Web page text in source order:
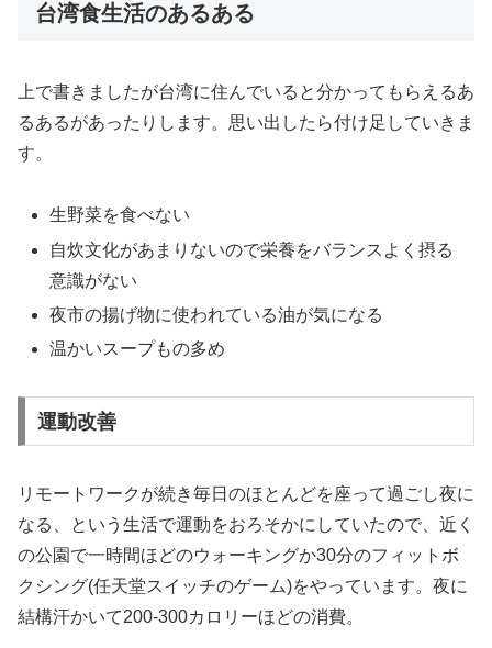
台湾食生活のあるある
上で書きましたが台湾に住んでいると分かってもらえるあ
るあるがあったりします。思い出したら付け足していきま
す。
生野菜を食べない
自炊文化があまりないので栄養をバランスよく摂る
意識がない
夜市の揚げ物に使われている油が気になる
温かいスープもの多め
運動改善
リモートワークが続き毎日のほとんどを座って過ごし夜に
なる、という生活で運動をおろそかにしていたので、近く
の公園で一時間ほどのウォーキングか30分のフィットボ
クシング(任天堂スイッチのゲーム)をやっています。夜に
結構汗かいて200-300カロリーほどの消費。